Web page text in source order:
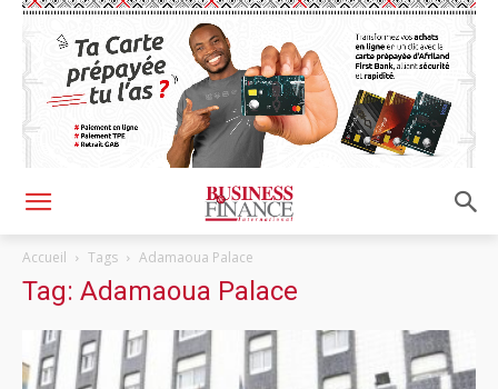
Accueil Tags Adamaoua Palace
Tag: Adamaoua Palace